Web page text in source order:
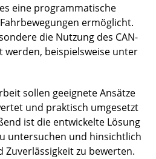
eine programmatische
ermöglicht.
die Nutzung des CAN-
werden, beispielsweise unter
sollen geeignete Ansätze
und praktisch umgesetzt
ist die entwickelte Lösung
untersuchen und hinsichtlich
Zuverlässigkeit zu bewerten.